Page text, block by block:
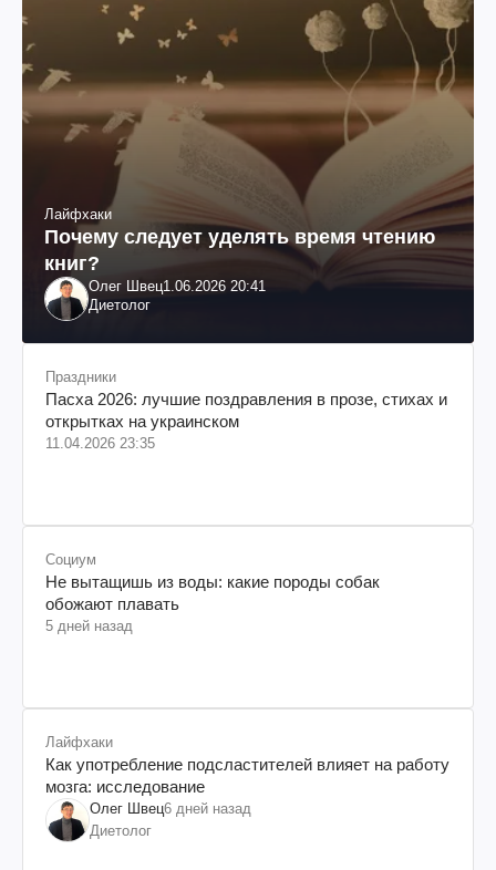
Лайфхаки
Почему следует уделять время чтению
книг?
Олег Швец1.06.2026 20:41
Диетолог
Праздники
Пасха 2026: лучшие поздравления в прозе, стихах и
открытках на украинском
11.04.2026 23:35
Социум
Не вытащишь из воды: какие породы собак
обожают плавать
5 дней назад
Лайфхаки
Как употребление подсластителей влияет на работу
мозга: исследование
Олег Швец6 дней назад
Диетолог